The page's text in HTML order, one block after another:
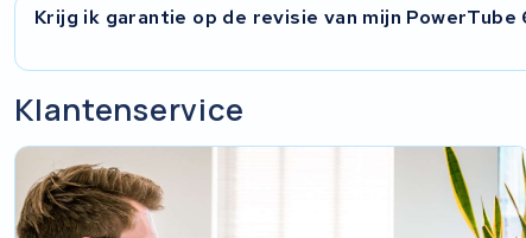
De exacte prijs hangt af van de staat van je accu en het
Na ontvangst en diagnose krijg je een prijsopgave.
goedkoper dan een nieuwe accu. Ga je niet akkoord? Dan
Krijg ik garantie op de revisie van mijn PowerTube
meer dan 45.000 accu's gereviseerd. Je accu is bij ons in
Klantenservice